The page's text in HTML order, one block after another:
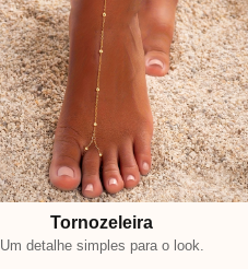
Tornozeleira
Um detalhe simples para o look.